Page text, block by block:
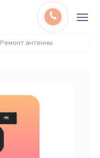
Ремонт антенны